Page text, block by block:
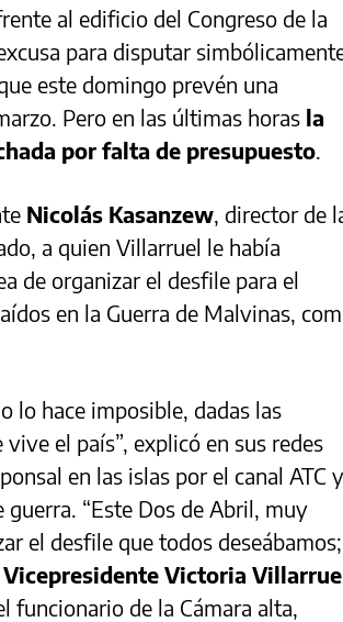
al edificio del Congreso de la
para disputar
este domingo prevén una
Pero en las últimas horas la
por falta de presupuesto.
Nicolás Kasanzew, director de
a quien Villarruel le había
de organizar el desfile para el
en la Guerra de Malvinas,
lo hace imposible, dadas las
el país”, explicó en sus redes
en las islas por el canal ATC y
“Este Dos de Abril, muy
el desfile que todos deseábamos;
Victoria
funcionario de la Cámara alta,